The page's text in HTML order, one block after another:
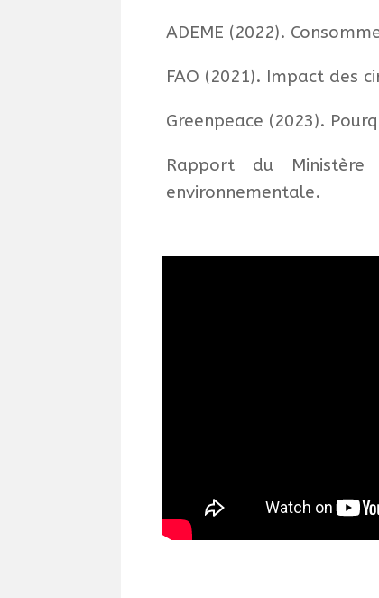
ADEME (2022).
FAO (2021). Impact des
Greenpeace (2023).
Rapport du
environnementale.